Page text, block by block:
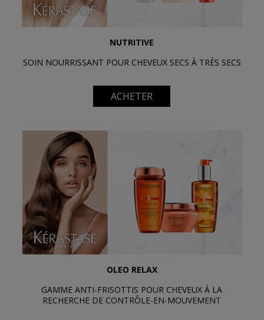
NUTRITIVE
SOIN NOURRISSANT POUR CHEVEUX SECS À TRÈS SECS
ACHETER
OLEO RELAX
GAMME ANTI-FRISOTTIS POUR CHEVEUX À LA
RECHERCHE DE CONTRÔLE-EN-MOUVEMENT